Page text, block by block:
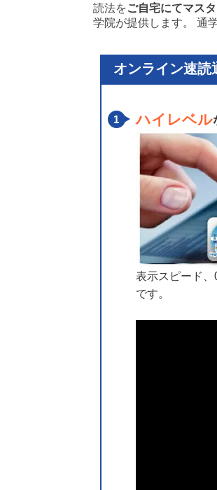
読法をご自宅にてマス
学院が提供します。 通
オンライン速読
ハイレベル
表示スピード
です。